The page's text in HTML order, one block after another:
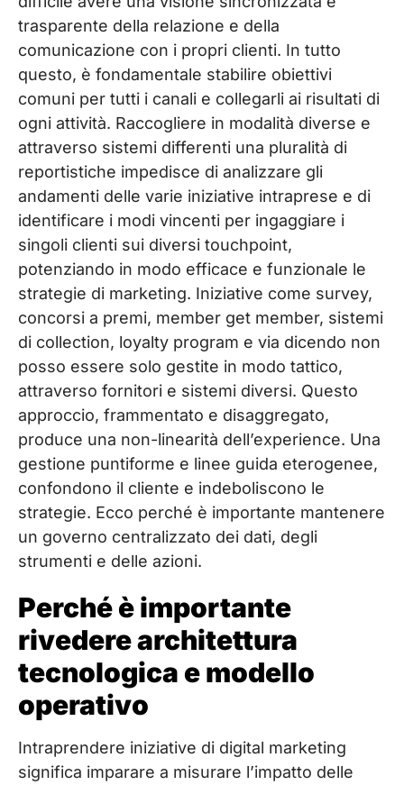
trasparente della relazione e della
comunicazione con i propri clienti. In tutto
questo, è fondamentale stabilire obiettivi
comuni per tutti i canali e collegarli ai risultati di
ogni attività. Raccogliere in modalità diverse e
attraverso sistemi differenti una pluralità di
reportistiche impedisce di analizzare gli
andamenti delle varie iniziative intraprese e di
identificare i modi vincenti per ingaggiare i
singoli clienti sui diversi touchpoint,
potenziando in modo efficace e funzionale le
strategie di marketing. Iniziative come survey,
concorsi a premi, member get member, sistemi
di collection, loyalty program e via dicendo non
posso essere solo gestite in modo tattico,
attraverso fornitori e sistemi diversi. Questo
approccio, frammentato e disaggregato,
produce una non-linearità dell’experience. Una
gestione puntiforme e linee guida eterogenee,
confondono il cliente e indeboliscono le
strategie. Ecco perché è importante mantenere
un governo centralizzato dei dati, degli
strumenti e delle azioni.
Perché è importante
rivedere architettura
tecnologica e modello
operativo
Intraprendere iniziative di digital marketing
significa imparare a misurare l’impatto delle